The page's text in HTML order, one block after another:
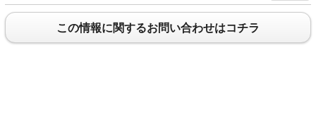
この情報に関するお問い合わせはコチラ